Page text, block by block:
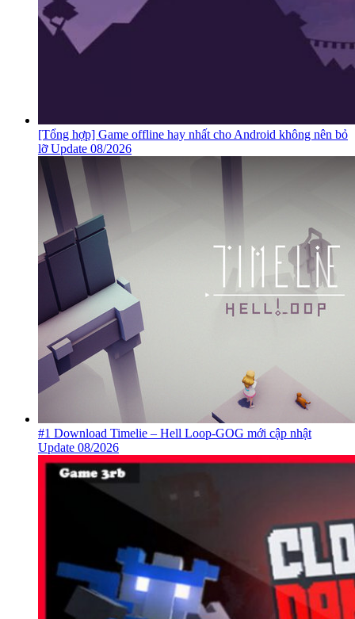
[Tổng hợp] Game offline hay nhất cho Android không nên bỏ
lỡ Update 08/2026
#1 Download Timelie – Hell Loop-GOG mới cập nhật
Update 08/2026